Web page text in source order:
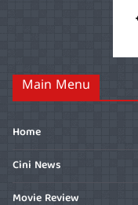
Main Menu
Home
Cini News
Movie Review